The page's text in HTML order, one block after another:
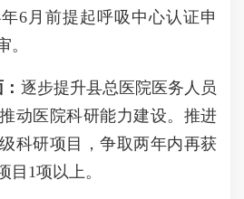
6月前提起呼吸中心认证申
。
逐步提升县总医院医务人员
动医院科研能力建设。推进
科研项目，争取两年内再获
目1项以上。